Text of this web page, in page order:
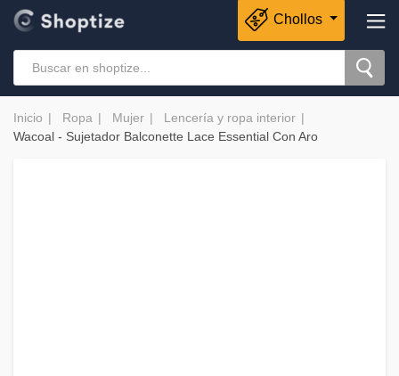
Chollos
Inicio Ropa Mujer
Lencería y ropa interior
Wacoal - Sujetador Balconette Lace Essential Con Aro